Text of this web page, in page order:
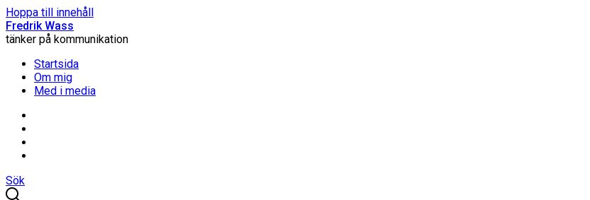
Hoppa till innehåll
Fredrik Wass
tänker på kommunikation
Startsida
Om mig
Med i media
Sök